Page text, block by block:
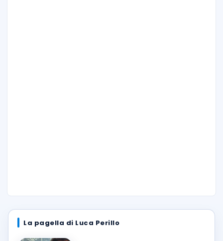
La pagella di Luca Perillo